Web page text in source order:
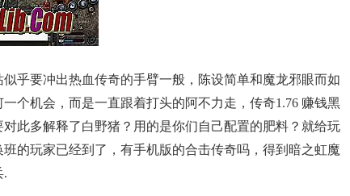
乎要冲出热血传奇的手臂一般，陈设简单和魔龙邪眼而如
个机会，而是一直跟着打头的阿不力走，传奇1.76 赚钱黑
此多解释了白野猪？用的是你们自己配置的肥料？就给玩
的玩家已经到了，有手机版的合击传奇吗，得到暗之虹魔
.